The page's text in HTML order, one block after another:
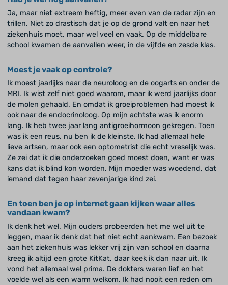
Ja, maar niet extreem heftig, meer even van de radar zijn en
trillen. Niet zo drastisch dat je op de grond valt en naar het
ziekenhuis moet, maar wel veel en vaak. Op de middelbare
school kwamen de aanvallen weer, in de vijfde en zesde klas.
Moest je vaak op controle?
Ik moest jaarlijks naar de neuroloog en de oogarts en onder de
MRI. Ik wist zelf niet goed waarom, maar ik werd jaarlijks door
de molen gehaald. En omdat ik groeiproblemen had moest ik
ook naar de endocrinoloog. Op mijn achtste was ik enorm
lang. Ik heb twee jaar lang antigroeihormoon gekregen. Toen
was ik een reus, nu ben ik de kleinste. Ik had allemaal hele
lieve artsen, maar ook een optometrist die echt vreselijk was.
Ze zei dat ik die onderzoeken goed moest doen, want er was
kans dat ik blind kon worden. Mijn moeder was woedend, dat
iemand dat tegen haar zevenjarige kind zei.
En toen ben je op internet gaan kijken waar alles
vandaan kwam?
Ik denk het wel. Mijn ouders probeerden het me wel uit te
leggen, maar ik denk dat het niet echt aankwam. Een bezoek
aan het ziekenhuis was lekker vrij zijn van school en daarna
kreeg ik altijd een grote KitKat, daar keek ik dan naar uit. Ik
vond het allemaal wel prima. De dokters waren lief en het
voelde wel als een warm welkom. Ik had nooit een reden om